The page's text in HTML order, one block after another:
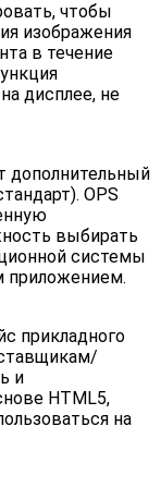
чтобы
изображения
в течение
дисплее, не
дополнительный
OPS
выбирать
системы
приложением.
прикладного
и
HTML5,
на